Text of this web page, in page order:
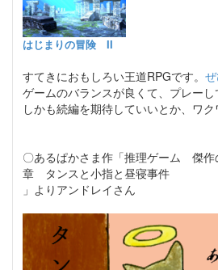
はじまりの冒険 II
すてきにおもしろい王道RPGです。
ゲームのバランスが良くて、プレーし
しかも続編を期待していいとか、ワク
〇あるぱかさま作「推理ゲーム 傑
章 タンスと小指と昼寝事件
」よりアンドレイさん